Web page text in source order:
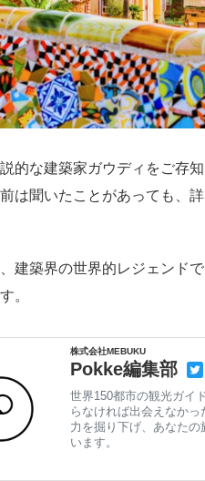
的な建築家ガウディをご存
は聞いたことがあっても、
建築界の世界的レジェンド
。
株式会社MEBUKU
Pokke編集部
世界150都市の観光ガイ
らなければ出会えなか
力を掘り下げ、あなた
います。